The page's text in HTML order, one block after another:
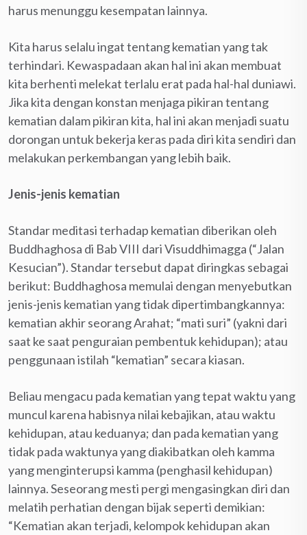
harus menunggu kesempatan lainnya.
Kita harus selalu ingat tentang kematian yang tak
terhindari. Kewaspadaan akan hal ini akan membuat
kita berhenti melekat terlalu erat pada hal-hal duniawi.
Jika kita dengan konstan menjaga pikiran tentang
kematian dalam pikiran kita, hal ini akan menjadi suatu
dorongan untuk bekerja keras pada diri kita sendiri dan
melakukan perkembangan yang lebih baik.
Jenis-jenis kematian
Standar meditasi terhadap kematian diberikan oleh
Buddhaghosa di Bab VIII dari Visuddhimagga (“Jalan
Kesucian”). Standar tersebut dapat diringkas sebagai
berikut: Buddhaghosa memulai dengan menyebutkan
jenis-jenis kematian yang tidak dipertimbangkannya:
kematian akhir seorang Arahat; “mati suri” (yakni dari
saat ke saat penguraian pembentuk kehidupan); atau
penggunaan istilah “kematian” secara kiasan.
Beliau mengacu pada kematian yang tepat waktu yang
muncul karena habisnya nilai kebajikan, atau waktu
kehidupan, atau keduanya; dan pada kematian yang
tidak pada waktunya yang diakibatkan oleh kamma
yang menginterupsi kamma (penghasil kehidupan)
lainnya. Seseorang mesti pergi mengasingkan diri dan
melatih perhatian dengan bijak seperti demikian:
“Kematian akan terjadi, kelompok kehidupan akan